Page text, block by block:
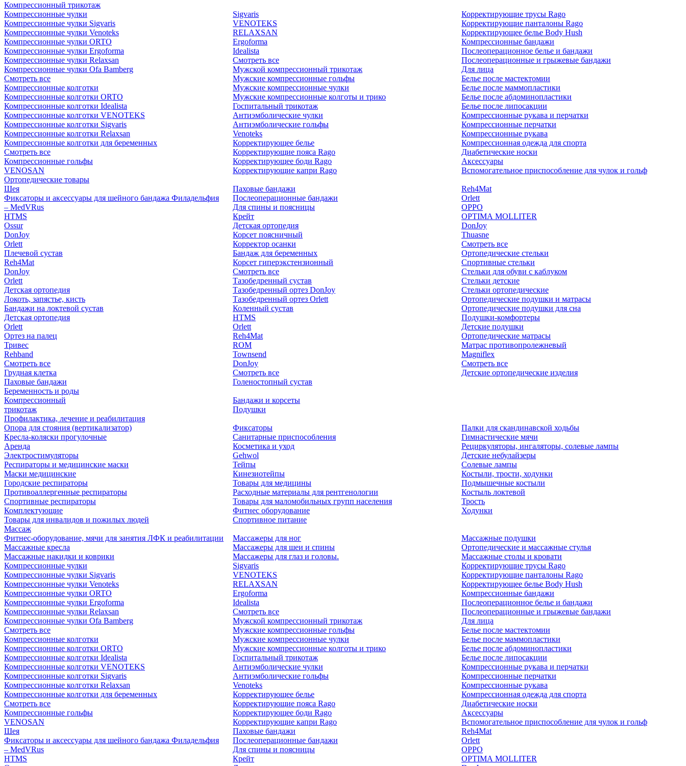
Компрессионный трикотаж
Компрессионные чулки
Компрессионные чулки Sigvaris
Компрессионные чулки Venoteks
Компрессионные чулки ORTO
Компрессионные чулки Ergoforma
Компрессионные чулки Relaxsan
Компрессионные чулки Ofa Bamberg
Смотреть все
Компрессионные колготки
Компрессионные колготки ORTO
Компрессионные колготки Idealista
Компрессионные колготки VENOTEKS
Компрессионные колготки Sigvaris
Компрессионные колготки Relaxsan
Компрессионные колготки для беременных
Смотреть все
Компрессионные гольфы
VENOSAN
Sigvaris
VENOTEKS
RELAXSAN
Ergoforma
Idealista
Смотреть все
Мужской компрессионный трикотаж
Мужские компрессионные гольфы
Мужские компрессионные чулки
Мужские компрессионные колготы и трико
Госпитальный трикотаж
Антиэмболические чулки
Антиэмболические гольфы
Venoteks
Корректирующее белье
Корректирующие пояса Rago
Корректирующее боди Rago
Корректирующие капри Rago
Корректирующие трусы Rago
Корректирующие панталоны Rago
Корректирующее белье Body Hush
Компрессионные бандажи
Послеоперационное белье и бандажи
Послеоперационные и грыжевые бандажи
Для лица
Белье после мастектомии
Белье после маммопластики
Белье после абдоминопластики
Белье после липосакции
Компрессионные рукава и перчатки
Компрессионные перчатки
Компрессионные рукава
Компрессионная одежда для спорта
Диабетические носки
Аксессуары
Вспомогательное приспособление для чулок и гольф
Ортопедические товары
Шея
Фиксаторы и аксессуары для шейного бандажа Филадельфия
– MedVRus
HTMS
Ossur
DonJoy
Orlett
Плечевой сустав
Reh4Mat
DonJoy
Orlett
Детская ортопедия
Локоть, запястье, кисть
Бандажи на локтевой сустав
Детская ортопедия
Orlett
Ортез на палец
Тривес
Rehband
Смотреть все
Грудная клетка
Паховые бандажи
Паховые бандажи
Послеоперационные бандажи
Для спины и поясницы
Крейт
Детская ортопедия
Корсет поясничный
Корректор осанки
Бандаж для беременных
Корсет гиперэкстензионный
Смотреть все
Тазобедренный сустав
Тазобедренный ортез DonJoy
Тазобедренный ортез Orlett
Коленный сустав
HTMS
Orlett
Reh4Mat
ROM
Townsend
DonJoy
Смотреть все
Голеностопный сустав
Reh4Mat
Orlett
OPPO
OPTIMA MOLLITER
DonJoy
Thuasne
Смотреть все
Ортопедические стельки
Спортивные стельки
Стельки для обуви с каблуком
Стельки детские
Стельки ортопедические
Ортопедические подушки и матрасы
Ортопедические подушки для сна
Подушки-комфортеры
Детские подушки
Ортопедические матрасы
Матрас противопролежневый
Magniflex
Смотреть все
Детские ортопедические изделия
Беременность и роды
Компрессионный
трикотаж
Бандажи и корсеты
Подушки
Профилактика, лечение и реабилитация
Опора для стояния (вертикализатор)
Кресла-коляски прогулочные
Аренда
Электростимуляторы
Респираторы и медицинские маски
Маски медицинские
Городские респираторы
Противоаллергенные респираторы
Спортивные респираторы
Комплектующие
Товары для инвалидов и пожилых людей
Фиксаторы
Санитарные приспособления
Косметика и уход
Gehwol
Тейпы
Кинезиотейпы
Товары для медицины
Расходные материалы для рентгенологии
Товары для маломобильных групп населения
Фитнес оборудование
Спортивное питание
Палки для скандинавской ходьбы
Гимнастические мячи
Рециркуляторы, ингаляторы, солевые лампы
Детские небулайзеры
Солевые лампы
Костыли, трости, ходунки
Подмышечные костыли
Костыль локтевой
Трость
Ходунки
Массаж
Фитнес-оборудование, мячи для занятия ЛФК и реабилитации
Массажные кресла
Массажные накидки и коврики
Массажеры для ног
Массажеры для шеи и спины
Массажеры для глаз и головы.
Массажные подушки
Ортопедические и массажные стулья
Массажные столы и кровати
Компрессионные чулки
Компрессионные чулки Sigvaris
Компрессионные чулки Venoteks
Компрессионные чулки ORTO
Компрессионные чулки Ergoforma
Компрессионные чулки Relaxsan
Компрессионные чулки Ofa Bamberg
Смотреть все
Компрессионные колготки
Компрессионные колготки ORTO
Компрессионные колготки Idealista
Компрессионные колготки VENOTEKS
Компрессионные колготки Sigvaris
Компрессионные колготки Relaxsan
Компрессионные колготки для беременных
Смотреть все
Компрессионные гольфы
VENOSAN
Sigvaris
VENOTEKS
RELAXSAN
Ergoforma
Idealista
Смотреть все
Мужской компрессионный трикотаж
Мужские компрессионные гольфы
Мужские компрессионные чулки
Мужские компрессионные колготы и трико
Госпитальный трикотаж
Антиэмболические чулки
Антиэмболические гольфы
Venoteks
Корректирующее белье
Корректирующие пояса Rago
Корректирующее боди Rago
Корректирующие капри Rago
Корректирующие трусы Rago
Корректирующие панталоны Rago
Корректирующее белье Body Hush
Компрессионные бандажи
Послеоперационное белье и бандажи
Послеоперационные и грыжевые бандажи
Для лица
Белье после мастектомии
Белье после маммопластики
Белье после абдоминопластики
Белье после липосакции
Компрессионные рукава и перчатки
Компрессионные перчатки
Компрессионные рукава
Компрессионная одежда для спорта
Диабетические носки
Аксессуары
Вспомогательное приспособление для чулок и гольф
Шея
Фиксаторы и аксессуары для шейного бандажа Филадельфия
– MedVRus
HTMS
Паховые бандажи
Послеоперационные бандажи
Для спины и поясницы
Крейт
Reh4Mat
Orlett
OPPO
OPTIMA MOLLITER